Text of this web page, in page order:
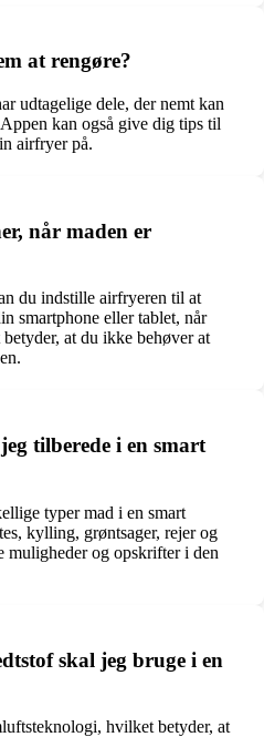
at rengøre?
udtagelige dele, der nemt kan
kan også give dig tips til
airfryer på.
når maden er
du indstille airfryeren til at
smartphone eller tablet, når
at du ikke behøver at
tilberede i en smart
typer mad i en smart
kylling, grøntsager, rejer og
muligheder og opskrifter i den
skal jeg bruge i en
hvilket betyder, at